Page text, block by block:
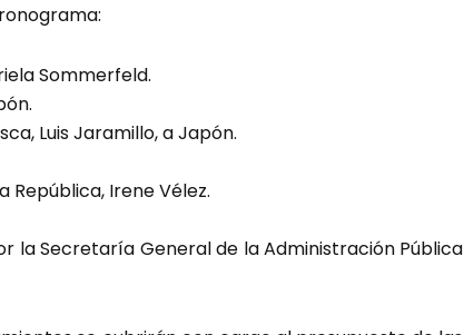
Sommerfeld.
Luis Jaramillo, a Japón.
República, Irene Vélez.
la Secretaría General de la Administración Pública